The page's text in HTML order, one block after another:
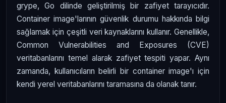
grype, Go dilinde geliştirilmiş bir zafiyet tarayıcıdır.
Container image'larının güvenlik durumu hakkında bilgi
sağlamak için çeşitli veri kaynaklarını kullanır. Genellikle,
Common Vulnerabilities and Exposures (CVE)
veritabanlarını temel alarak zafiyet tespiti yapar. Aynı
zamanda, kullanıcıların belirli bir container image'ı için
kendi yerel veritabanlarını taramasına da olanak tanır.